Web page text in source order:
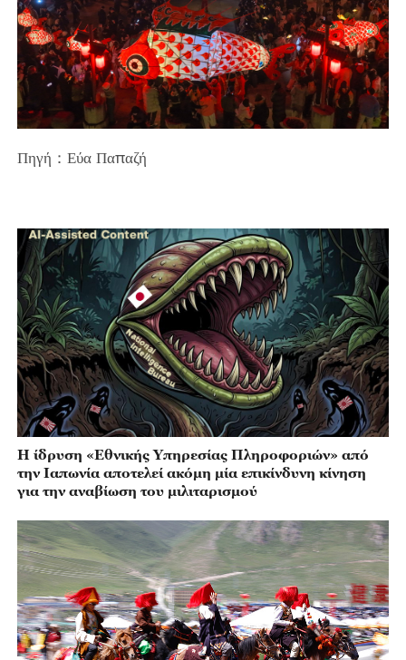
Πηγή：Εύα Παπαζή
Η ίδρυση «Εθνικής Υπηρεσίας Πληροφοριών» από
την Ιαπωνία αποτελεί ακόμη μία επικίνδυνη κίνηση
για την αναβίωση του μιλιταρισμού